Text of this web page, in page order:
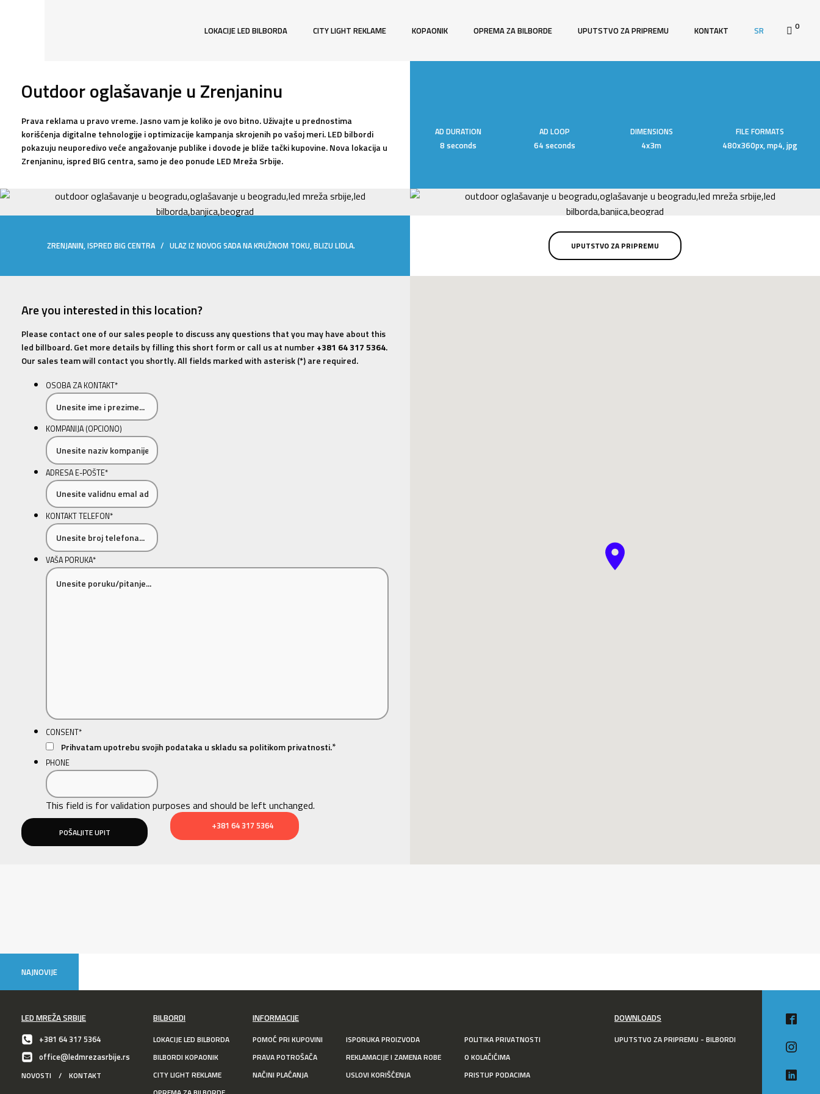
LOKACIJE LED BILBORDA CITY LIGHT REKLAME KOPAONIK OPREMA ZA BILBORDE UPUTSTVO ZA PRIPREMU KONTAKT SR 0
Outdoor oglašavanje u Zrenjaninu
Prava reklama u pravo vreme. Jasno vam je koliko je ovo bitno. Uživajte u prednostima
korišćenja digitalne tehnologije i optimizacije kampanja skrojenih po vašoj meri. LED bilbordi
pokazuju neuporedivo veće angažovanje publike i dovode je bliže tački kupovine. Nova lokacija u
Zrenjaninu, ispred BIG centra, samo je deo ponude LED Mreža Srbije.
AD DURATION
8 seconds
AD LOOP
64 seconds
DIMENSIONS
4x3m
FILE FORMATS
480x360px, mp4, jpg
ZRENJANIN, ISPRED BIG CENTRA / ULAZ IZ NOVOG SADA NA KRUŽNOM TOKU, BLIZU LIDLA. UPUTSTVO ZA PRIPREMU
Are you interested in this location?
Please contact one of our sales people to discuss any questions that you may have about this
led billboard. Get more details by filling this short form or call us at number +381 64 317 5364.
Our sales team will contact you shortly. All fields marked with asterisk (*) are required.
OSOBA ZA KONTAKT*
KOMPANIJA (OPCIONO)
ADRESA E-POŠTE*
KONTAKT TELEFON*
VAŠA PORUKA*
CONSENT*
Prihvatam upotrebu svojih podataka u skladu sa politikom privatnosti.*
PHONE
This field is for validation purposes and should be left unchanged.
+381 64 317 5364
NAJNOVIJE
LED MREŽA SRBIJE
+381 64 317 5364
office@ledmrezasrbije.rs
NOVOSTI / KONTAKT
BILBORDI
LOKACIJE LED BILBORDA
BILBORDI KOPAONIK
CITY LIGHT REKLAME
INFORMACIJE
POMOĆ PRI KUPOVINI
PRAVA POTROŠAČA
NAČINI PLAĆANJA
ISPORUKA PROIZVODA
REKLAMACIJE I ZAMENA ROBE
USLOVI KORIŠĆENJA
POLITIKA PRIVATNOSTI
O KOLAČIĆIMA
PRISTUP PODACIMA
DOWNLOADS
UPUTSTVO ZA PRIPREMU - BILBORDI